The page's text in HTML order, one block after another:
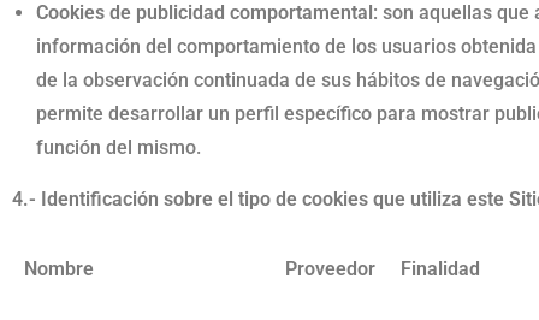
Cookies de publicidad comportamental: son aquellas que
información del comportamiento de los usuarios
de la observación continuada de sus hábitos de
permite desarrollar un perfil específico para mostrar
función del mismo.
4.- Identificación sobre el tipo de cookies que utiliza este
Nombre Proveedor Finalidad